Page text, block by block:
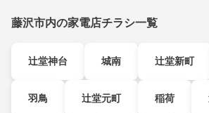
藤沢市内の家電店チラシ一覧
辻堂神台 城南 辻堂新町
羽鳥 辻堂元町 稲荷